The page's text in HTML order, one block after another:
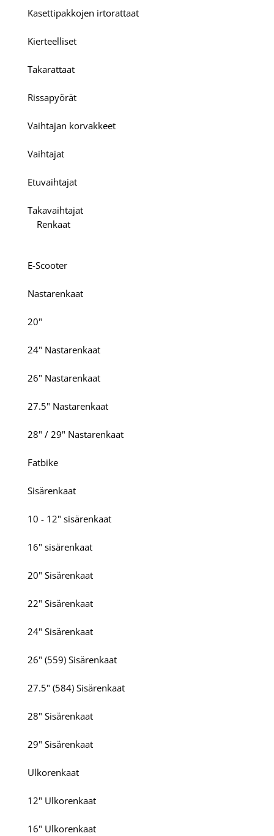
Kasettipakkojen irtorattaat
Kierteelliset
Takarattaat
Rissapyörät
Vaihtajan korvakkeet
Vaihtajat
Etuvaihtajat
Takavaihtajat
Renkaat
E-Scooter
Nastarenkaat
20"
24" Nastarenkaat
26" Nastarenkaat
27.5" Nastarenkaat
28" / 29" Nastarenkaat
Fatbike
Sisärenkaat
10 - 12" sisärenkaat
16" sisärenkaat
20" Sisärenkaat
22" Sisärenkaat
24" Sisärenkaat
26" (559) Sisärenkaat
27.5" (584) Sisärenkaat
28" Sisärenkaat
29" Sisärenkaat
Ulkorenkaat
12" Ulkorenkaat
16" Ulkorenkaat